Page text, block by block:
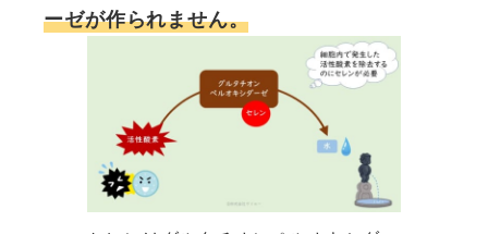
ーゼが作られません。